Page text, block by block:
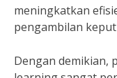
meningkatkan
pengambilan
Dengan demikian,